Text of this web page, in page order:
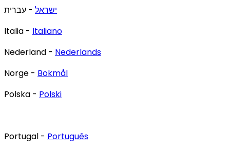
ישראל - עברית
Italia - Italiano
Nederland - Nederlands
Norge - Bokmål
Polska - Polski
Portugal - Português